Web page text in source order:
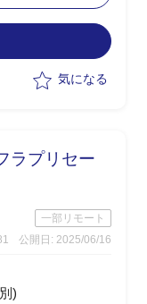
またがるドキュ
施
衝、調整、議事録
気になる
ラプリセー
一部リモート
公開日: 2025/06/16
)